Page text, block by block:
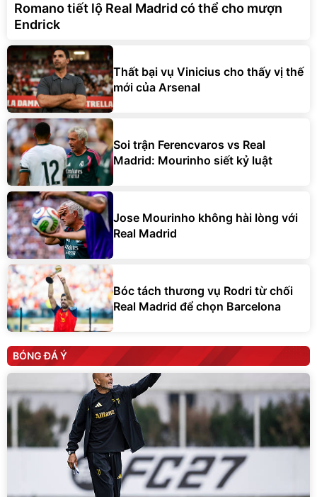
Romano tiết lộ Real Madrid có thể cho mượn
Endrick
Thất bại vụ Vinicius cho thấy vị thế
mới của Arsenal
Soi trận Ferencvaros vs Real
Madrid: Mourinho siết kỷ luật
Jose Mourinho không hài lòng với
Real Madrid
Bóc tách thương vụ Rodri từ chối
Real Madrid để chọn Barcelona
BÓNG ĐÁ Ý